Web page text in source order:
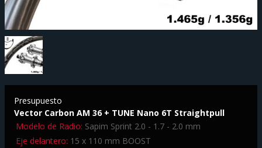
Presupuesto
Vector Carbon AM 36 + TUNE Nano 6T Straightpull
Modelo de Radio: Sapim Sprint 2.0 - 1.7 - 2.0 mm
Eje delantero: 15 x 110 mm BOOST